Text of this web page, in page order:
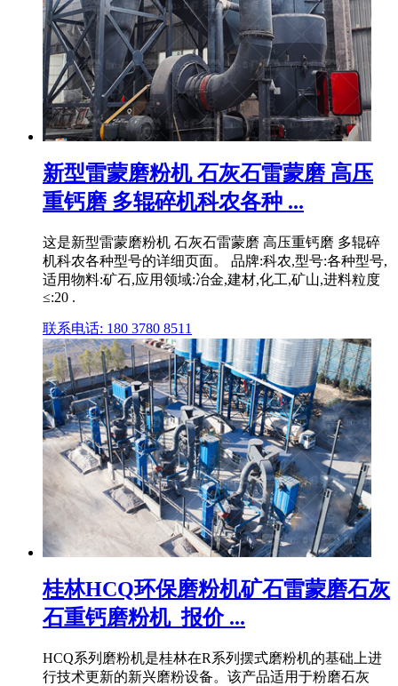
新型雷蒙磨粉机 石灰石雷蒙磨 高压
重钙磨 多辊碎机科农各种 ...
这是新型雷蒙磨粉机 石灰石雷蒙磨 高压重钙磨 多辊碎
机科农各种型号的详细页面。 品牌:科农,型号:各种型号,
适用物料:矿石,应用领域:冶金,建材,化工,矿山,进料粒度
≤:20 .
联系电话: 180 3780 8511
桂林HCQ环保磨粉机矿石雷蒙磨石灰
石重钙磨粉机_报价 ...
HCQ系列磨粉机是桂林在R系列摆式磨粉机的基础上进
行技术更新的新兴磨粉设备。该产品适用于粉磨石灰